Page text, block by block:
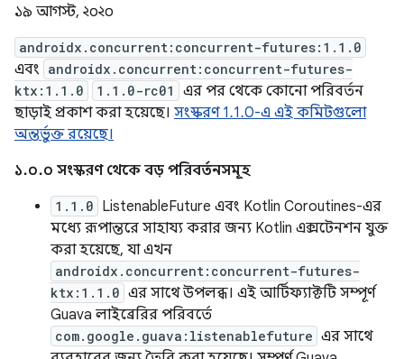
১৯ আগস্ট, ২০২০
androidx.concurrent:concurrent-futures:1.1.0
এবং androidx.concurrent:concurrent-futures-
ktx:1.1.0
1.1.0-rc01
এর পর থেকে কোনো পরিবর্তন
ছাড়াই প্রকাশ করা হয়েছে। সংস্করণ 1.1.0-এ এই কমিটগুলো
অন্তর্ভুক্ত রয়েছে।
১.০.০ সংস্করণ থেকে বড় পরিবর্তনসমূহ
1.1.0 ListenableFuture এবং Kotlin Coroutines-এর
মধ্যে রূপান্তরে সাহায্য করার জন্য Kotlin এক্সটেনশন যুক্ত
করা হয়েছে, যা এখন
androidx.concurrent:concurrent-futures-
ktx:1.1.0 এর সাথে উপলব্ধ। এই আর্টিফ্যাক্টটি সম্পূর্ণ
Guava লাইব্রেরির পরিবর্তে
com.google.guava:listenablefuture এর সাথে